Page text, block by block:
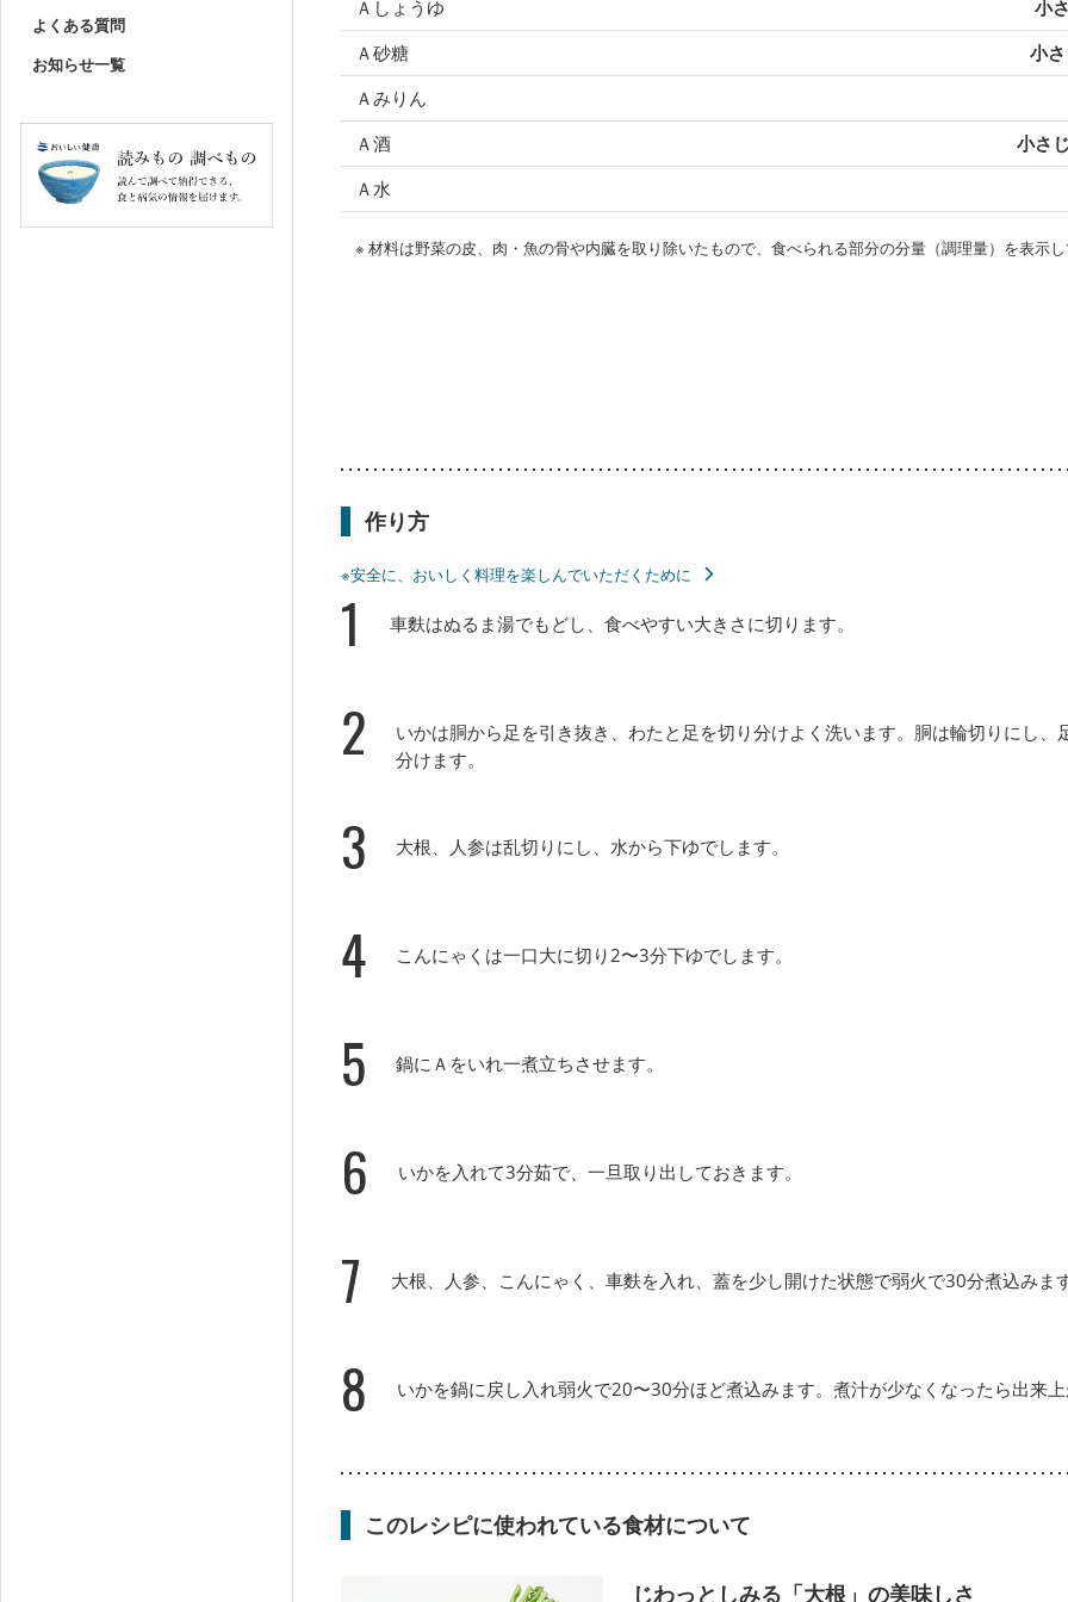
よくある質問
お知らせ一覧
Ａしょうゆ
小
Ａ砂糖
小
Ａみりん
Ａ酒
小さ
Ａ水
※ 材料は野菜の皮、肉・魚の骨や内臓を取り除いたもので、食べられる部分の分量（調理量）を表示し
作り方
※安全に、おいしく料理を楽しんでいただくために
1 車麩はぬるま湯でもどし、食べやすい大きさに切ります。
2
いかは胴から足を引き抜き、わたと足を切り分けよく洗います。胴は輪切りにし、
分けます。
3 大根、人参は乱切りにし、水から下ゆでします。
4 こんにゃくは一口大に切り2〜3分下ゆでします。
5 鍋にＡをいれ一煮立ちさせます。
6 いかを入れて3分茹で、一旦取り出しておきます。
7 大根、人参、こんにゃく、車麩を入れ、蓋を少し開けた状態で弱火で30分煮込みます
8 いかを鍋に戻し入れ弱火で20〜30分ほど煮込みます。煮汁が少なくなったら出来上
このレシピに使われている食材について
じわっとしみる「大根」の美味しさ